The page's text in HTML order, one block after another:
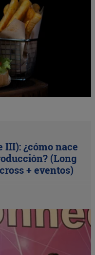
III): ¿cómo nace
(Long
+ eventos)